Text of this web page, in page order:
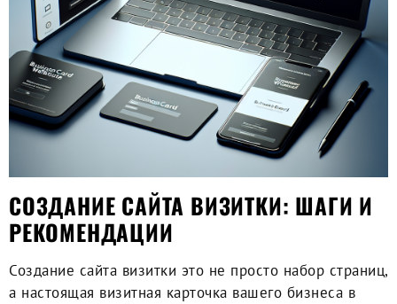
СОЗДАНИЕ САЙТА ВИЗИТКИ: ШАГИ И
РЕКОМЕНДАЦИИ
Создание сайта визитки это не просто набор страниц,
а настоящая визитная карточка вашего бизнеса в